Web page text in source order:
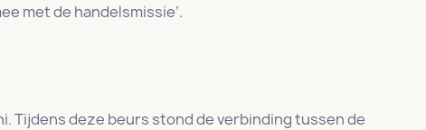
met de handelsmissie’.
Tijdens deze beurs stond de verbinding tussen de